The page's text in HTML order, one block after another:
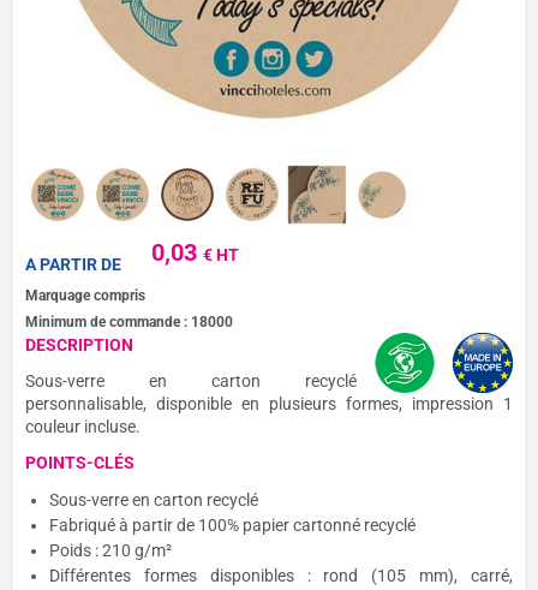
0,03€ HT
A PARTIR DE
Marquage compris
Minimum de commande : 18000
DESCRIPTION
Sous-verre en carton recyclé
personnalisable, disponible en plusieurs formes, impression 1
couleur incluse.
POINTS-CLÉS
Sous-verre en carton recyclé
Fabriqué à partir de 100% papier cartonné recyclé
Poids : 210 g/m²
Différentes formes disponibles : rond (105 mm), carré,